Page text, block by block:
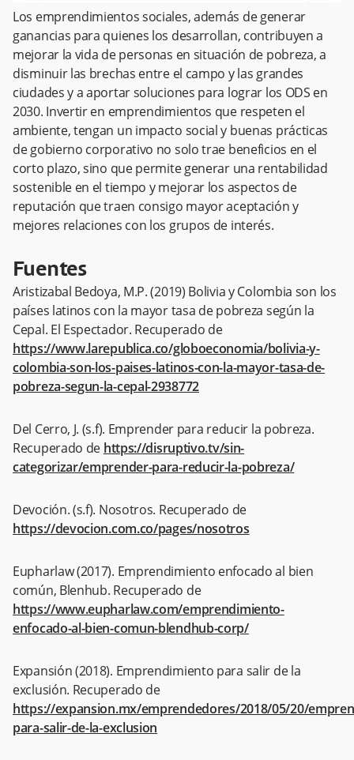
Los emprendimientos sociales, además de generar
ganancias para quienes los desarrollan, contribuyen a
mejorar la vida de personas en situación de pobreza, a
disminuir las brechas entre el campo y las grandes
ciudades y a aportar soluciones para lograr los ODS en
2030. Invertir en emprendimientos que respeten el
ambiente, tengan un impacto social y buenas prácticas
de gobierno corporativo no solo trae beneficios en el
corto plazo, sino que permite generar una rentabilidad
sostenible en el tiempo y mejorar los aspectos de
reputación que traen consigo mayor aceptación y
mejores relaciones con los grupos de interés.
Fuentes
Aristizabal Bedoya, M.P. (2019) Bolivia y Colombia son los
países latinos con la mayor tasa de pobreza según la
Cepal. El Espectador. Recuperado de
https://www.larepublica.co/globoeconomia/bolivia-y-
colombia-son-los-paises-latinos-con-la-mayor-tasa-de-
pobreza-segun-la-cepal-2938772
Del Cerro, J. (s.f). Emprender para reducir la pobreza.
Recuperado de https://disruptivo.tv/sin-
categorizar/emprender-para-reducir-la-pobreza/
Devoción. (s.f). Nosotros. Recuperado de
https://devocion.com.co/pages/nosotros
Eupharlaw (2017). Emprendimiento enfocado al bien
común, Blenhub. Recuperado de
https://www.eupharlaw.com/emprendimiento-
enfocado-al-bien-comun-blendhub-corp/
Expansión (2018). Emprendimiento para salir de la
exclusión. Recuperado de
https://expansion.mx/emprendedores/2018/05/20/
para-salir-de-la-exclusion